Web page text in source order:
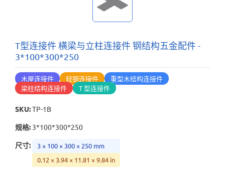
T型连接件 横梁与立柱连接件 钢结构五金配件 -
3*100*300*250
木屋连接件 轻钢连接件
重型木结构连接件
梁柱结构连接件
T 型连接件
SKU:TP-1B
规格: 3*100*300*250
尺寸:
3 × 100 × 300 × 250 mm
0.12 × 3.94 × 11.81 × 9.84 in